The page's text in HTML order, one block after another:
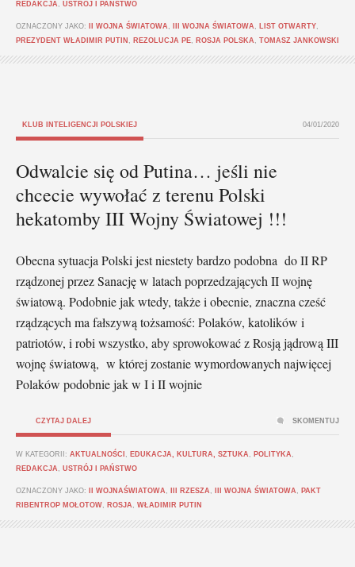
REDAKCJA
USTRÓJ I PAŃSTWO
OZNACZONY JAKO: II WOJNA ŚWIATOWA III WOJNA ŚWIATOWA LIST OTWARTY
PREZYDENT WŁADIMIR PUTIN
REZOLUCJA PE ROSJA POLSKA TOMASZ JANKOWSKI
KLUB INTELIGENCJI POLSKIEJ 04/01/2020
Odwalcie się od Putina… jeśli nie
chcecie wywołać z terenu Polski
hekatomby III Wojny Światowej !!!
Obecna sytuacja Polski jest niestety bardzo podobna do II RP
rządzonej przez Sanację w latach poprzedzających II wojnę
światową. Podobnie jak wtedy, także i obecnie, znaczna cześć
rządzących ma fałszywą tożsamość: Polaków, katolików i
patriotów, i robi wszystko, aby sprowokować z Rosją jądrową III
wojnę światową, w której zostanie wymordowanych najwięcej
Polaków podobnie jak w I i II wojnie
CZYTAJ DALEJ
W KATEGORII: AKTUALNOŚCI EDUKACJA, KULTURA, SZTUKA POLITYKA
REDAKCJA
USTRÓJ I PAŃSTWO
OZNACZONY JAKO: II WOJNAŚWIATOWA III RZESZA III WOJNA ŚWIATOWA
PAKT
RIBENTROP MOŁOTOW
ROSJA WŁADIMIR PUTIN
SKOMENTUJ